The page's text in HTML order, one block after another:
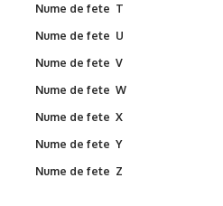
Nume de fete T
Nume de fete U
Nume de fete V
Nume de fete W
Nume de fete X
Nume de fete Y
Nume de fete Z